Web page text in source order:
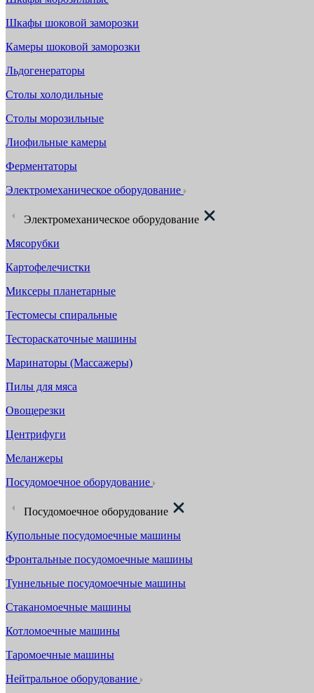
Шкафы шоковой заморозки
Камеры шоковой заморозки
Льдогенераторы
Столы холодильные
Столы морозильные
Лиофильные камеры
Ферментаторы
Электромеханическое оборудование
Электромеханическое оборудование
Мясорубки
Картофелечистки
Миксеры планетарные
Тестомесы спиральные
Тестораскаточные машины
Маринаторы (Массажеры)
Пилы для мяса
Овощерезки
Центрифуги
Меланжеры
Посудомоечное оборудование
Посудомоечное оборудование
Купольные посудомоечные машины
Фронтальные посудомоечные машины
Туннельные посудомоечные машины
Стаканомоечные машины
Котломоечные машины
Таромоечные машины
Нейтральное оборудование